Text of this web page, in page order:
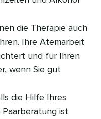
die Therapie auch
Ihre Atemarbeit
und für Ihren
wenn Sie gut
die Hilfe Ihres
ist